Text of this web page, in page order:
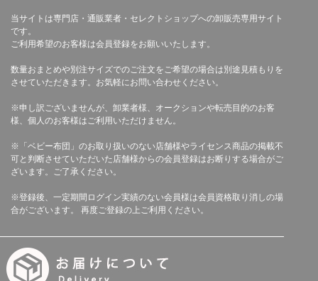
当サイトは専門店・通販業者・セレクトショップへの卸販売専用サイト
です。
ご利用希望のお客様は会員登録をお願いいたします。
数量おまとめや別注サイズでのご注文をご希望の場合は別途見積もりを
させていただきます。お気軽にお問い合わせください。
※申し訳ございませんが、卸業者様、オークションや転売目的のお客
様、個人のお客様はご利用いただけません。
※「ベビー布団」のお取り扱いのない店舗様やライセンス商品の掲載不
可と判断させていただいた店舗様からの会員登録はお断りする場合がご
ざいます。ご了承ください。
※登録後、一定期間ログイン実績のない会員様は会員資格取り消しの場
合がございます。 再度ご登録の上ご利用ください。